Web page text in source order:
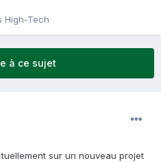
High-Tech
à ce sujet
sur un nouveau projet